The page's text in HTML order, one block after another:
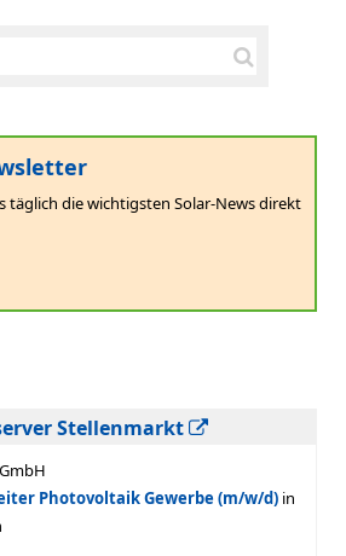
täglich die wichtigsten Solar-News direkt
Stellenmarkt